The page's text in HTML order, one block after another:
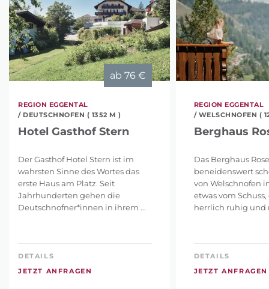
ab 76 €
REGION EGGENTAL
/ DEUTSCHNOFEN ( 1352 M )
Hotel Gasthof Stern
Der Gasthof Hotel Stern ist im
wahrsten Sinne des Wortes das
erste Haus am Platz. Seit
Jahrhunderten gehen die
Deutschnofner*innen in ihrem ...
DETAILS
JETZT ANFRAGEN
REGION EGGENTAL
/ WELSCHNOFEN (
Berghaus
Das Berghaus
beneidenswert
von Welschnofen
etwas vom
herrlich ruhig und
DETAILS
JETZT ANFRAGEN